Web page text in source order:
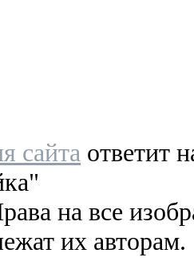
сайта ответит
на все
их авторам.